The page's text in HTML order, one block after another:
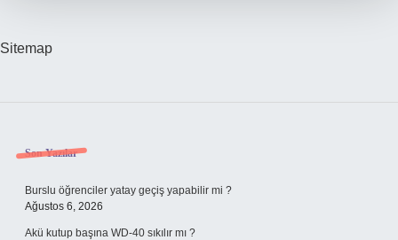
Sitemap
Sidebar
Son Yazılar
Burslu öğrenciler yatay geçiş yapabilir mi ?
Ağustos 6, 2026
Akü kutup başına WD-40 sıkılır mı ?